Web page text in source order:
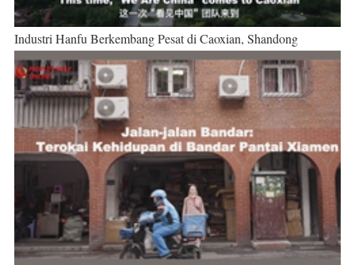
Industri Hanfu Berkembang Pesat di Caoxian, Shandong